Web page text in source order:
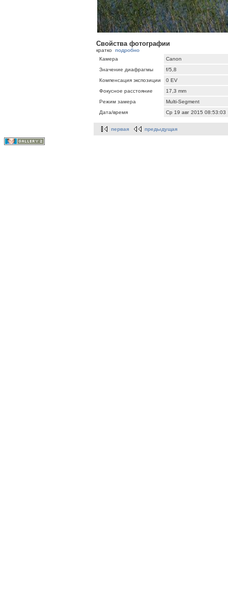
Свойства фотографии
кратко подробно
Камера
Canon
Значение диафрагмы
f/5,8
Компенсация экспозиции
0 EV
Фокусное расстояние
17,3 mm
Режим замера
Multi-Segment
Дата/время
Ср 19 авг 2015 08:53:03
первая предыдущая